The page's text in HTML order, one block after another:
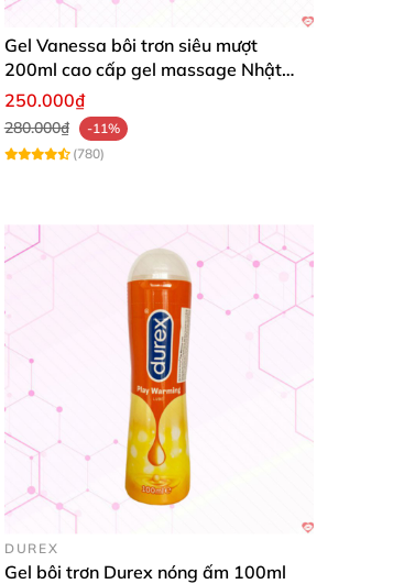
Gel Vanessa bôi trơn siêu mượt
200ml cao cấp gel massage Nhật
Bản
250.000₫
280.000₫
-11%
(780)
DUREX
Gel bôi trơn Durex nóng ấm 100ml